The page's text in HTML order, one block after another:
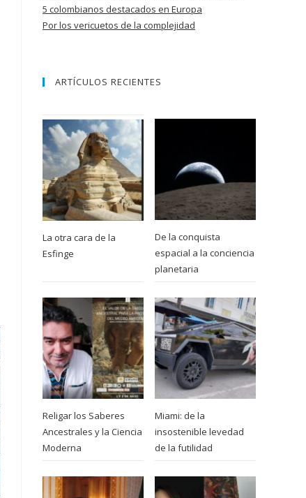
5 colombianos destacados en Europa
Por los vericuetos de la complejidad
ARTÍCULOS RECIENTES
La otra cara de la
Esfinge
De la conquista
espacial a la conciencia
planetaria
Religar los Saberes
Ancestrales y la Ciencia
Moderna
Miami: de la
insostenible levedad
de la futilidad